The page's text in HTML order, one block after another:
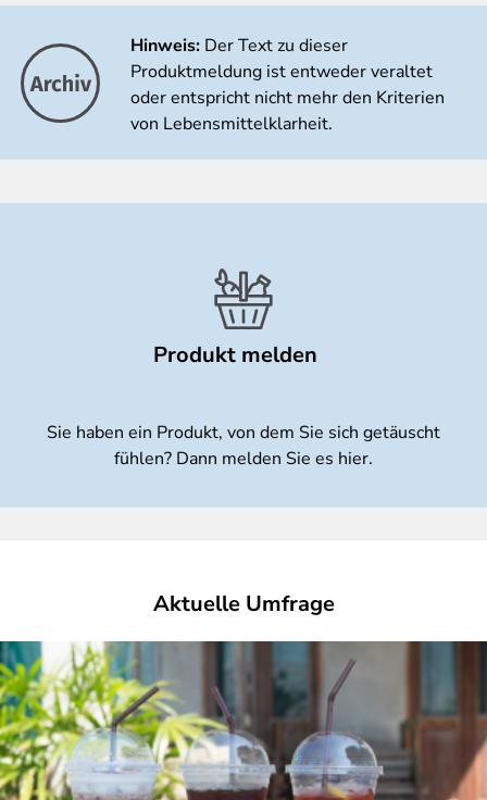
Hinweis: Der Text zu dieser
Produktmeldung ist entweder veraltet
oder entspricht nicht mehr den Kriterien
von Lebensmittelklarheit.
Produkt melden
Sie haben ein Produkt, von dem Sie sich getäuscht
fühlen? Dann melden Sie es hier.
Aktuelle Umfrage